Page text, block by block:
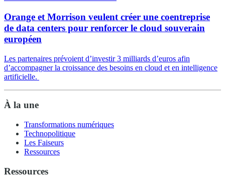
Orange et Morrison veulent créer une coentreprise
de data centers pour renforcer le cloud souverain
européen
Les partenaires prévoient d’investir 3 milliards d’euros afin
d’accompagner la croissance des besoins en cloud et en intelligence
artificielle.
À la une
Transformations numériques
Technopolitique
Les Faiseurs
Ressources
Ressources